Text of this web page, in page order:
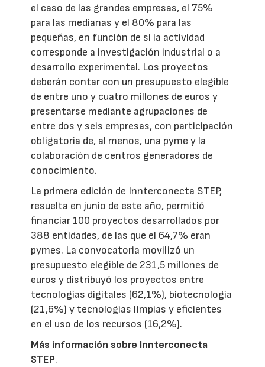
el caso de las grandes empresas, el 75%
para las medianas y el 80% para las
pequeñas, en función de si la actividad
corresponde a investigación industrial o a
desarrollo experimental. Los proyectos
deberán contar con un presupuesto elegible
de entre uno y cuatro millones de euros y
presentarse mediante agrupaciones de
entre dos y seis empresas, con participación
obligatoria de, al menos, una pyme y la
colaboración de centros generadores de
conocimiento.
La primera edición de Innterconecta STEP,
resuelta en junio de este año, permitió
financiar 100 proyectos desarrollados por
388 entidades, de las que el 64,7% eran
pymes. La convocatoria movilizó un
presupuesto elegible de 231,5 millones de
euros y distribuyó los proyectos entre
tecnologías digitales (62,1%), biotecnología
(21,6%) y tecnologías limpias y eficientes
en el uso de los recursos (16,2%).
Más información sobre Innterconecta
STEP.